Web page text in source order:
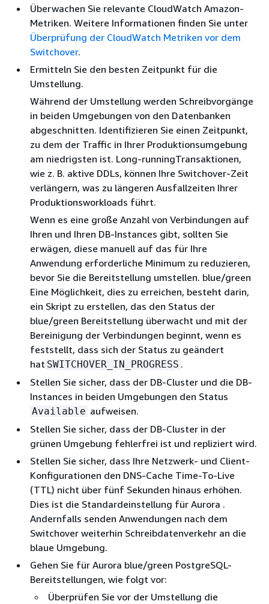
Überwachen Sie relevante CloudWatch Amazon-
Metriken. Weitere Informationen finden Sie unter
Überprüfung der CloudWatch Metriken vor dem
Switchover.
Ermitteln Sie den besten Zeitpunkt für die
Umstellung.
Während der Umstellung werden Schreibvorgänge
in beiden Umgebungen von den Datenbanken
abgeschnitten. Identifizieren Sie einen Zeitpunkt,
zu dem der Traffic in Ihrer Produktionsumgebung
am niedrigsten ist. Long-runningTransaktionen,
wie z. B. aktive DDLs, können Ihre Switchover-Zeit
verlängern, was zu längeren Ausfallzeiten Ihrer
Produktionsworkloads führt.
Wenn es eine große Anzahl von Verbindungen auf
Ihren und Ihren DB-Instances gibt, sollten Sie
erwägen, diese manuell auf das für Ihre
Anwendung erforderliche Minimum zu reduzieren,
bevor Sie die Bereitstellung umstellen. blue/green
Eine Möglichkeit, dies zu erreichen, besteht darin,
ein Skript zu erstellen, das den Status der
blue/green Bereitstellung überwacht und mit der
Bereinigung der Verbindungen beginnt, wenn es
feststellt, dass sich der Status zu geändert
hat SWITCHOVER_IN_PROGRESS .
Stellen Sie sicher, dass der DB-Cluster und die DB-
Instances in beiden Umgebungen den Status
Available aufweisen.
Stellen Sie sicher, dass der DB-Cluster in der
grünen Umgebung fehlerfrei ist und repliziert wird.
Stellen Sie sicher, dass Ihre Netzwerk- und Client-
Konfigurationen den DNS-Cache Time-To-Live
(TTL) nicht über fünf Sekunden hinaus erhöhen.
Dies ist die Standardeinstellung für Aurora .
Andernfalls senden Anwendungen nach dem
Switchover weiterhin Schreibdatenverkehr an die
blaue Umgebung.
Gehen Sie für Aurora blue/green PostgreSQL-
Bereitstellungen, wie folgt vor:
Überprüfen Sie vor der Umstellung die